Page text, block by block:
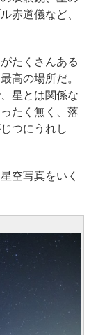
赤道儀など、
たくさんある
高の場所だ。
星とは関係な
たく無く、落
つにうれし
空写真をいく